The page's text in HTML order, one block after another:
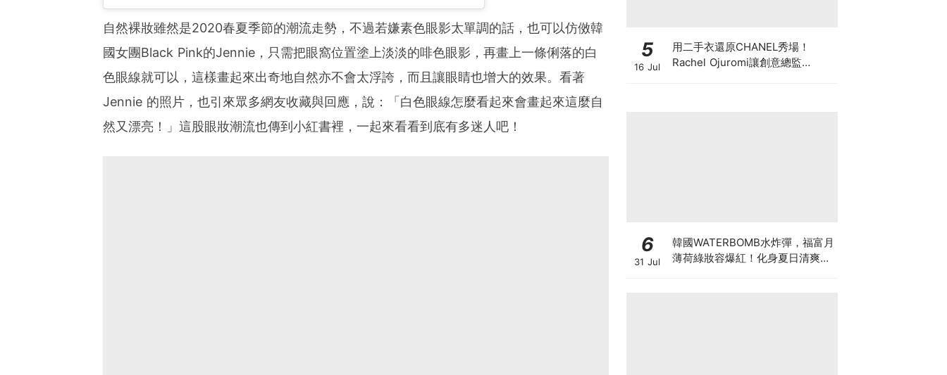
自然裸妝雖然是2020春夏季節的潮流走勢，不過若嫌素色眼影太單調的話，也可以仿傚韓
國女團Black Pink的Jennie，只需把眼窩位置塗上淡淡的啡色眼影，再畫上一條俐落的白
色眼線就可以，這樣畫起來出奇地自然亦不會太浮誇，而且讓眼睛也增大的效果。看著
Jennie 的照片，也引來眾多網友收藏與回應，說：「白色眼線怎麼看起來會畫起來這麼自
然又漂亮！」這股眼妝潮流也傳到小紅書裡，一起來看看到底有多迷人吧！
5
16 Jul
用二手衣還原CHANEL秀場！
Rachel Ojuromi讓創意總監
6
31 Jul
韓國WATERBOMB水炸彈，福富月
薄荷綠妝容爆紅！化身夏日清爽